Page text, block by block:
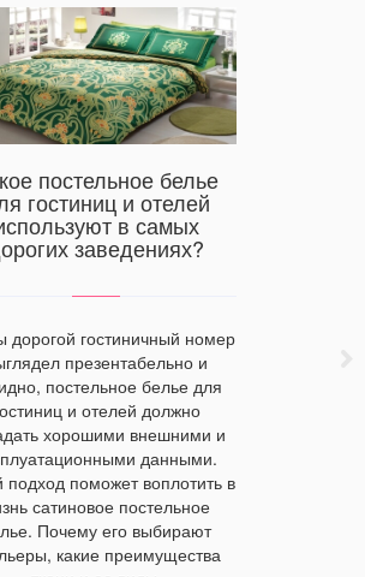
постельное белье
гостиниц и отелей
в самых
заведениях?
дорогой гостиничный номер
презентабельно и
постельное белье для
и отелей должно
хорошими внешними и
данными.
подход поможет воплотить в
сатиновое постельное
Почему его выбирают
какие преимущества